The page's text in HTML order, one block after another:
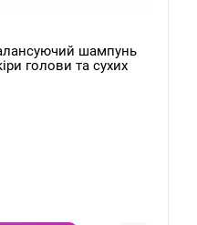
шампунь
голови та сухих